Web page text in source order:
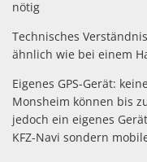
nötig
Technisches
ähnlich wie bei einem
Eigenes GPS-Gerät:
Monsheim können bis
jedoch ein eigenes
KFZ-Navi sondern